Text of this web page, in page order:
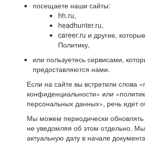
посещаете наши сайты:
hh.ru,
headhunter.ru,
career.ru и другие,
Политику,
или пользуетесь сервисами,
предоставляются нами.
Если на сайте вы встретили слова
конфиденциальности» или
персональных данных», речь идет
Мы можем периодически обновлять
не уведомляя об этом отдельно. Мы
актуальную дату в начале